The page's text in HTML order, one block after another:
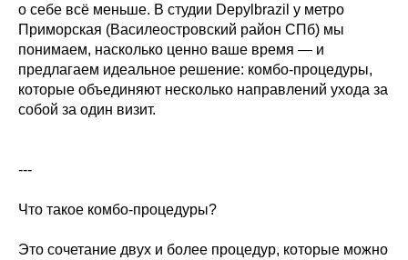
о себе всё меньше. В студии Depylbrazil у метро
Приморская (Василеостровский район СПб) мы
понимаем, насколько ценно ваше время — и
предлагаем идеальное решение: комбо-процедуры,
которые объединяют несколько направлений ухода за
собой за один визит.
---
Что такое комбо-процедуры?
Это сочетание двух и более процедур, которые можно